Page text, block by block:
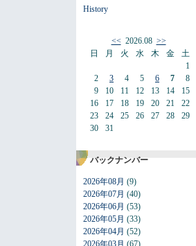
History
<<2026.08 >>
日
2
9
16
23
30
月
3
10
17
24
31
火
4
11
18
25
水
5
12
19
26
木
6
13
20
27
金
7
14
21
28
土
1
8
15
22
29
バックナンバー
2026年08月 (9)
2026年07月 (40)
2026年06月 (53)
2026年05月 (33)
2026年04月 (52)
2026年03月 (67)